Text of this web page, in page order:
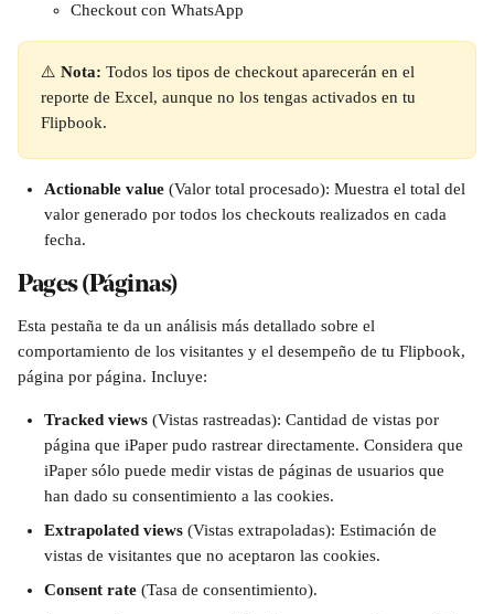
Checkout con WhatsApp
⚠️ Nota: Todos los tipos de checkout aparecerán en el
reporte de Excel, aunque no los tengas activados en tu
Flipbook.
Actionable value (Valor total procesado): Muestra el total del
valor generado por todos los checkouts realizados en cada
fecha.
Pages (Páginas)
Esta pestaña te da un análisis más detallado sobre el
comportamiento de los visitantes y el desempeño de tu Flipbook,
página por página. Incluye:
Tracked views (Vistas rastreadas): Cantidad de vistas por
página que iPaper pudo rastrear directamente. Considera que
iPaper sólo puede medir vistas de páginas de usuarios que
han dado su consentimiento a las cookies.
Extrapolated views (Vistas extrapoladas): Estimación de
vistas de visitantes que no aceptaron las cookies.
Consent rate (Tasa de consentimiento).